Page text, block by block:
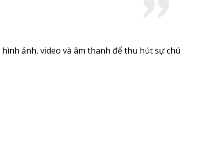
ảnh, video và âm thanh để thu hút sự chú